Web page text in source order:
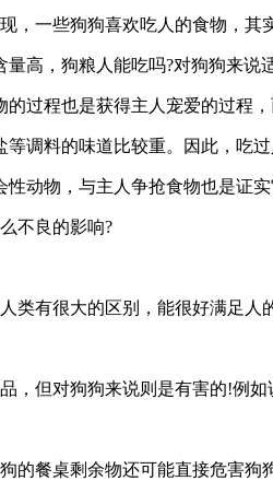
，一些狗狗喜欢吃人的食物，其
高，狗粮人能吃吗?对狗狗来说
的过程也是获得主人宠爱的过程
等调料的味道比较重。因此，吃
性动物，与主人争抢食物也是证
不良的影响?
类有很大的区别，能很好满足人
，但对狗狗来说则是有害的!例
的餐桌剩余物还可能直接危害狗